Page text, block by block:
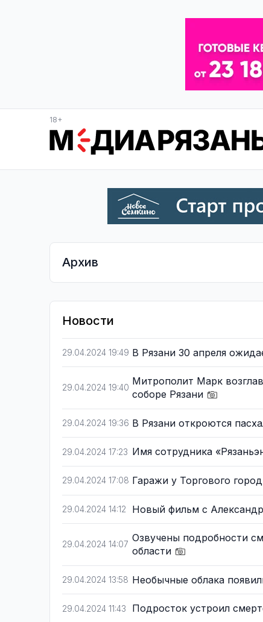
18+
Архив
Новости
29.04.2024 19:49 В Рязани 30 апреля
29.04.2024 19:40
Митрополит Марк
соборе Рязани
29.04.2024 19:36 В Рязани откроются
29.04.2024 17:23 Имя сотрудника
29.04.2024 17:08 Гаражи у Торгового
29.04.2024 14:12 Новый фильм с
29.04.2024 14:07
Озвучены подробности
области
29.04.2024 13:58 Необычные облака
29.04.2024 11:43 Подросток устроил